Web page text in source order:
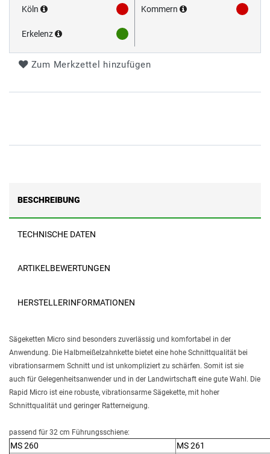
Köln Kommern
Erkelenz
Zum Merkzettel hinzufügen
BESCHREIBUNG
TECHNISCHE DATEN
ARTIKELBEWERTUNGEN
HERSTELLERINFORMATIONEN
Sägeketten Micro sind besonders zuverlässig und komfortabel in der
Anwendung. Die Halbmeißelzahnkette bietet eine hohe Schnittqualität bei
vibrationsarmem Schnitt und ist unkompliziert zu schärfen. Somit ist sie
auch für Gelegenheitsanwender und in der Landwirtschaft eine gute Wahl. Die
Rapid Micro ist eine robuste, vibrationsarme Sägekette, mit hoher
Schnittqualität und geringer Ratterneigung.
passend für 32 cm Führungsschiene:
MS 260
MS 261